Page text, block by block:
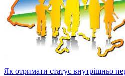
Як отримати статус внутрішньо